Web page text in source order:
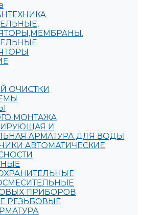
ОЧИСТКИ
МОНТАЖА
И
АРМАТУРА ДЛЯ ВОДЫ
АВТОМАТИЧЕСКИЕ
ПРИБОРОВ
РЕЗЬБОВЫЕ